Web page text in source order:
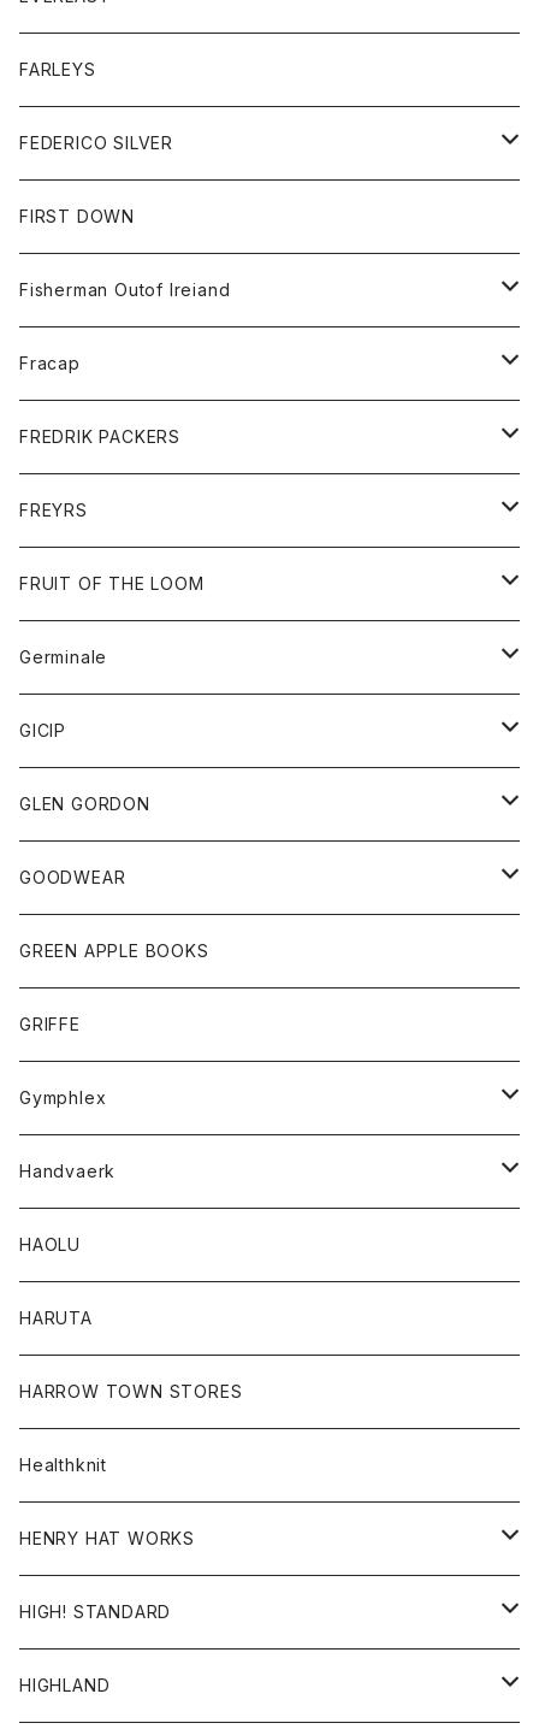
シャツ
セーター
ボトム
ショートパンツ
パンツ
レディース
コート
ジャケット
Tシャツ
ボトム
トップス
ジャケット
スエットシャツ
ボトム
スエットパンツ
グッズ
帽子
FARLEYS
FEDERICO SILVER
アクセサリー
FIRST DOWN
Fisherman Outof Ireiand
ニット
Fracap
グッズ
靴
FREDRIK PACKERS
アクセサリー
バッグ
FREYRS
サングラス
FRUIT OF THE LOOM
アウター
パーカー
グッズ
ネクタイ
チーフ
トップス
シャツ
タンクトップ
ボトム
ショートパンツ
スカート
レディース
スカート
Tシャツ
Germinale
靴
サンダル
GICIP
トップス
Tシャツ
GLEN GORDON
グッズ
手袋
GOODWEAR
トップス
Tシャツ
GREEN APPLE BOOKS
GRIFFE
Gymphlex
アウター
カーディガン
コート
トップス
シャツ
スウェット
レディース
カーディガン
コート
ボトム
パンツ
Handvaerk
トップス
Tシャツ
ロンTEE
HAOLU
HARUTA
HARROW TOWN STORES
Healthknit
HENRY HAT WORKS
帽子
HIGH! STANDARD
アウター
HIGHLAND